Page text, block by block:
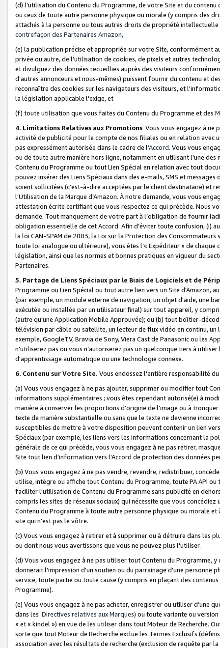
(d) l’utilisation du Contenu du Programme, de votre Site et du
ou ceux de toute autre personne physique ou morale (y compris des
attachés à la personne ou tous autres droits de propriété
contrefaçon des Partenaires Amazon,
(e) la publication précise et appropriée sur votre Site, conformément
privée ou autre, de l’utilisation de cookies, de pixels et autres
et divulguez des données recueillies auprès des visiteurs
d’autres annonceurs et nous-mêmes) puissent fournir du contenu et
reconnaître des cookies sur les navigateurs des visiteurs, et
la législation applicable l'exige, et
(f) toute utilisation que vous faites du Contenu du Programme et des
4. Limitations Relatives aux Promotions Vous vous engagez à ne
activité de publicité pour le compte de nos filiales ou en relation avec
pas expressément autorisée dans le cadre de l’Accord. Vous vous
ou de toute autre manière hors ligne, notamment en utilisant l’une
Contenu du Programme ou tout Lien Spécial en relation avec tout
pouvez insérer des Liens Spéciaux dans des e-mails, SMS et
soient sollicitées (c’est-à-dire acceptées par le client destinataire) et
l’Utilisation de la Marque d’Amazon. À notre demande, vous vous
attestation écrite certifiant que vous respectez ce qui précède. Nous
demande. Tout manquement de votre part à l’obligation de fournir
obligation essentielle de cet Accord. Afin d’éviter toute confusion, (i)
la loi CAN-SPAM de 2003, la Loi sur la Protection des
toute loi analogue ou ultérieure), vous êtes l’« Expéditeur » de
législation, ainsi que les normes et bonnes pratiques en vigueur du
Partenaires.
5. Partage de Liens Spéciaux par le Biais de Logiciels et de
Programme ou Lien Spécial ou tout autre lien vers un Site d'Amazon,
(par exemple, un module externe de navigation, un objet d'aide, une
exécutée ou installée par un utilisateur final) sur tout appareil, y
(autre qu'une Application Mobile Approuvée); ou (b) tout boîtier-
télévision par câble ou satellite, un lecteur de flux vidéo en continu,
exemple, GoogleTV, Bravia de Sony, Viera Cast de Panasonic ou les
n’utiliserez pas ou vous n’autoriserez pas un quelconque tiers à
d'apprentissage automatique ou une technologie connexe.
6. Contenu sur Votre Site. Vous endossez l'entière responsabilité
(a) Vous vous engagez à ne pas ajouter, supprimer ou modifier tout
informations supplémentaires ; vous êtes cependant autorisé(e) à
manière à conserver les proportions d’origine de l’image ou à
texte de manière substantielle ou sans que le texte ne devienne
susceptibles de mettre à votre disposition peuvent contenir un lien
Spéciaux (par exemple, les liens vers les informations concernant la
générale de ce qui précède, vous vous engagez à ne pas retirer,
Site tout lien d'information vers l'Accord de protection des données
(b) Vous vous engagez à ne pas vendre, revendre, redistribuer,
utilise, intègre ou affiche tout Contenu du Programme, toute PA API
faciliter l'utilisation de Contenu du Programme sans publicité en
compris les sites de réseaux sociaux) qui nécessite que vous
Contenu du Programme à toute autre personne physique ou morale
site qui n'est pas le vôtre.
(c) Vous vous engagez à retirer et à supprimer ou à détruire dans les
ou dont nous vous avertissons que vous ne pouvez plus l'utiliser.
(d) Vous vous engagez à ne pas utiliser tout Contenu du Programme,
donnerait l'impression d'un soutien ou du parrainage d'une personne
service, toute partie ou toute cause (y compris en plaçant des
Programme).
(e) Vous vous engagez à ne pas acheter, enregistrer ou utiliser d’une
dans les Directives relatives aux Marques) ou toute variante ou
» et « kindel ») en vue de les utiliser dans tout Moteur de Recherche.
sorte que tout Moteur de Recherche exclue les Termes Exclusifs
association avec les résultats de recherche (exclusion de requête